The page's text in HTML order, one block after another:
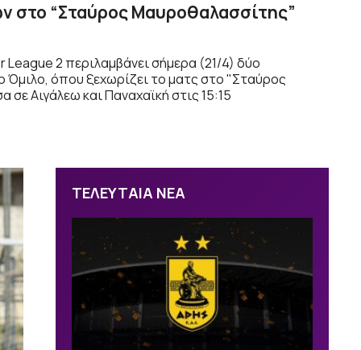
στο “Σταύρος Μαυροθαλασσίτης”
League 2 περιλαμβάνει σήμερα (21/4) δύο
Όμιλο, όπου ξεχωρίζει το ματς στο "Σταύρος
Αιγάλεω και Παναχαϊκή στις 15:15
ΤΕΛΕΥΤΑΙΑ ΝΕΑ